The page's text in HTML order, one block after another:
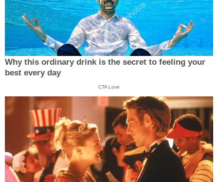
Why this ordinary drink is the secret to feeling your
best every day
CTA Love